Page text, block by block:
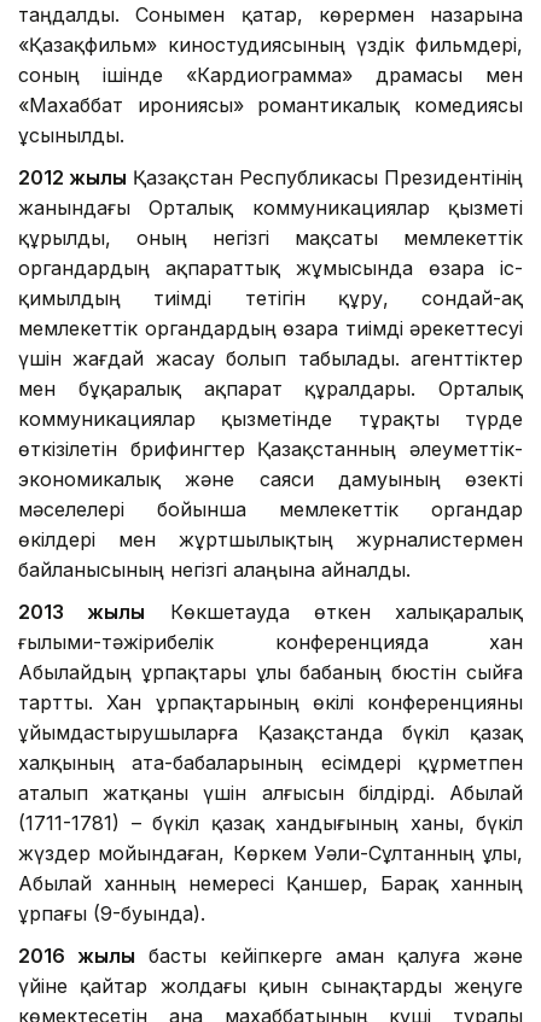
таңдалды. Сонымен қатар, көрермен назарына
«Қазақфильм» киностудиясының үздік фильмдері,
соның ішінде «Кардиограмма» драмасы мен
«Махаббат ирониясы» романтикалық комедиясы
ұсынылды.
2012 жылы Қазақстан Республикасы Президентінің
жанындағы Орталық коммуникациялар қызметі
құрылды, оның негізгі мақсаты мемлекеттік
органдардың ақпараттық жұмысында өзара іс-
қимылдың тиімді тетігін құру, сондай-ақ
мемлекеттік органдардың өзара тиімді әрекеттесуі
үшін жағдай жасау болып табылады. агенттіктер
мен бұқаралық ақпарат құралдары. Орталық
коммуникациялар қызметінде тұрақты түрде
өткізілетін брифингтер Қазақстанның әлеуметтік-
экономикалық және саяси дамуының өзекті
мәселелері бойынша мемлекеттік органдар
өкілдері мен жұртшылықтың журналистермен
байланысының негізгі алаңына айналды.
2013 жылы Көкшетауда өткен халықаралық
ғылыми-тәжірибелік конференцияда хан
Абылайдың ұрпақтары ұлы бабаның бюстін сыйға
тартты. Хан ұрпақтарының өкілі конференцияны
ұйымдастырушыларға Қазақстанда бүкіл қазақ
халқының ата-бабаларының есімдері құрметпен
аталып жатқаны үшін алғысын білдірді. Абылай
(1711-1781) – бүкіл қазақ хандығының ханы, бүкіл
жүздер мойындаған, Көркем Уәли-Сұлтанның ұлы,
Абылай ханның немересі Қаншер, Барақ ханның
ұрпағы (9-буында).
2016 жылы басты кейіпкерге аман қалуға және
үйіне қайтар жолдағы қиын сынақтарды жеңуге
көмектесетін ана махаббатының күші туралы